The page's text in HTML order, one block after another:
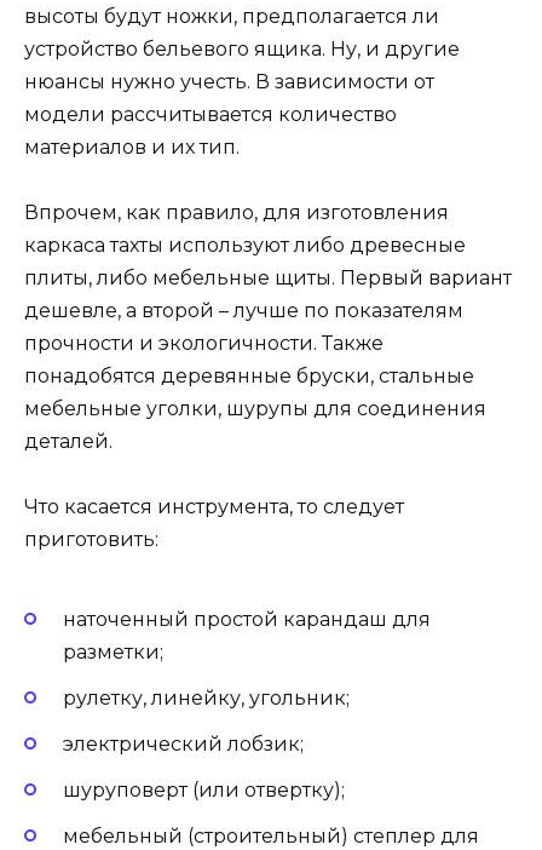
высоты будут ножки, предполагается ли
устройство бельевого ящика. Ну, и другие
нюансы нужно учесть. В зависимости от
модели рассчитывается количество
материалов и их тип.
Впрочем, как правило, для изготовления
каркаса тахты используют либо древесные
плиты, либо мебельные щиты. Первый вариант
дешевле, а второй – лучше по показателям
прочности и экологичности. Также
понадобятся деревянные бруски, стальные
мебельные уголки, шурупы для соединения
деталей.
Что касается инструмента, то следует
приготовить:
наточенный простой карандаш для
разметки;
рулетку, линейку, угольник;
электрический лобзик;
шуруповерт (или отвертку);
мебельный (строительный) степлер для